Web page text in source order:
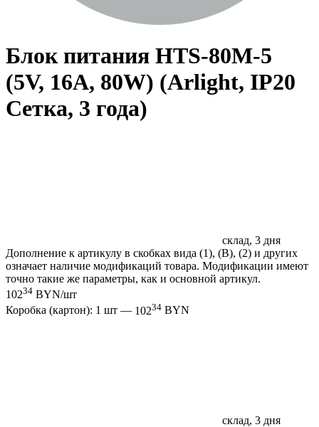
Блок питания HTS-80M-5
(5V, 16A, 80W) (Arlight, IP20
Сетка, 3 года)
склад, 3 дня
Дополнение к артикулу в скобках вида (1), (B), (2) и других
означает наличие модификаций товара. Модификации имеют
точно такие же параметры, как и основной артикул.
10234 BYN/шт
Коробка (картон): 1 шт — 10234 BYN
склад, 3 дня